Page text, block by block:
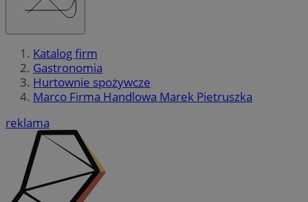
Katalog firm
Gastronomia
Hurtownie spożywcze
Marco Firma Handlowa Marek Pietruszka
reklama